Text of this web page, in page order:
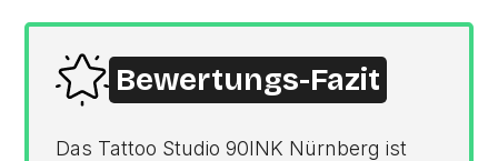
Bewertungs-Fazit
Das Tattoo Studio 90INK Nürnberg ist